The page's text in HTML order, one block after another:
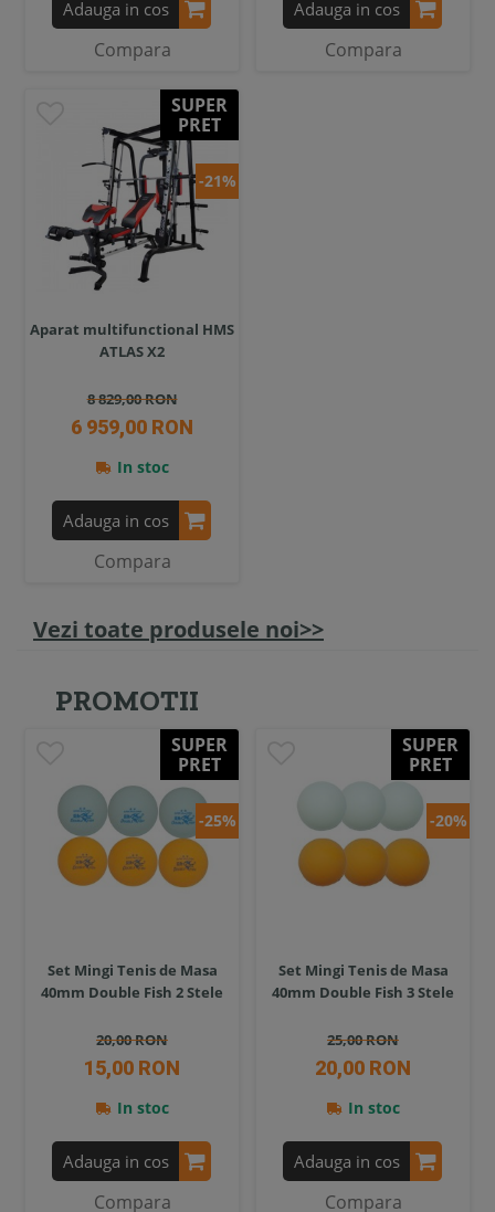
Adauga in cos
Compara
Adauga in cos
Compara
SUPER
PRET
-21%
Aparat multifunctional HMS
ATLAS X2
8 829,00 RON
6 959,00 RON
In stoc
Adauga in cos
Compara
Vezi toate produsele noi>>
PROMOTII
SUPER
PRET
-25%
Set Mingi Tenis de Masa
40mm Double Fish 2 Stele
20,00 RON
15,00 RON
In stoc
Adauga in cos
Compara
SUPER
PRET
-20%
Set Mingi Tenis de Masa
40mm Double Fish 3 Stele
25,00 RON
20,00 RON
In stoc
Adauga in cos
Compara